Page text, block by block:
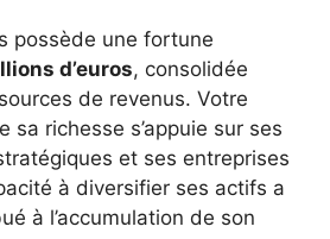
possède une fortune
d’euros, consolidée
de revenus. Votre
sa richesse s’appuie sur ses
et ses entreprises
à diversifier ses actifs a
à l’accumulation de son